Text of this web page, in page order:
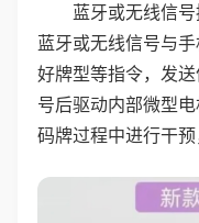
蓝牙或无线信
蓝牙或无线信号与
好牌型等指令，发
号后驱动内部微型
码牌过程中进行干预